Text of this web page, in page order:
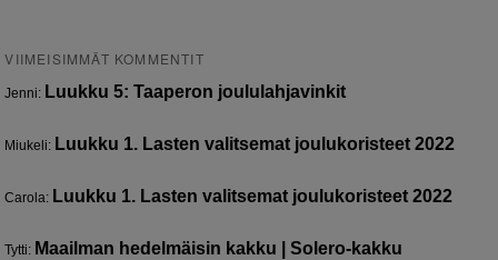
VIIMEISIMMÄT KOMMENTIT
Jenni: Luukku 5: Taaperon joululahjavinkit
Miukeli: Luukku 1. Lasten valitsemat joulukoristeet 2022
Carola: Luukku 1. Lasten valitsemat joulukoristeet 2022
Tytti: Maailman hedelmäisin kakku | Solero-kakku